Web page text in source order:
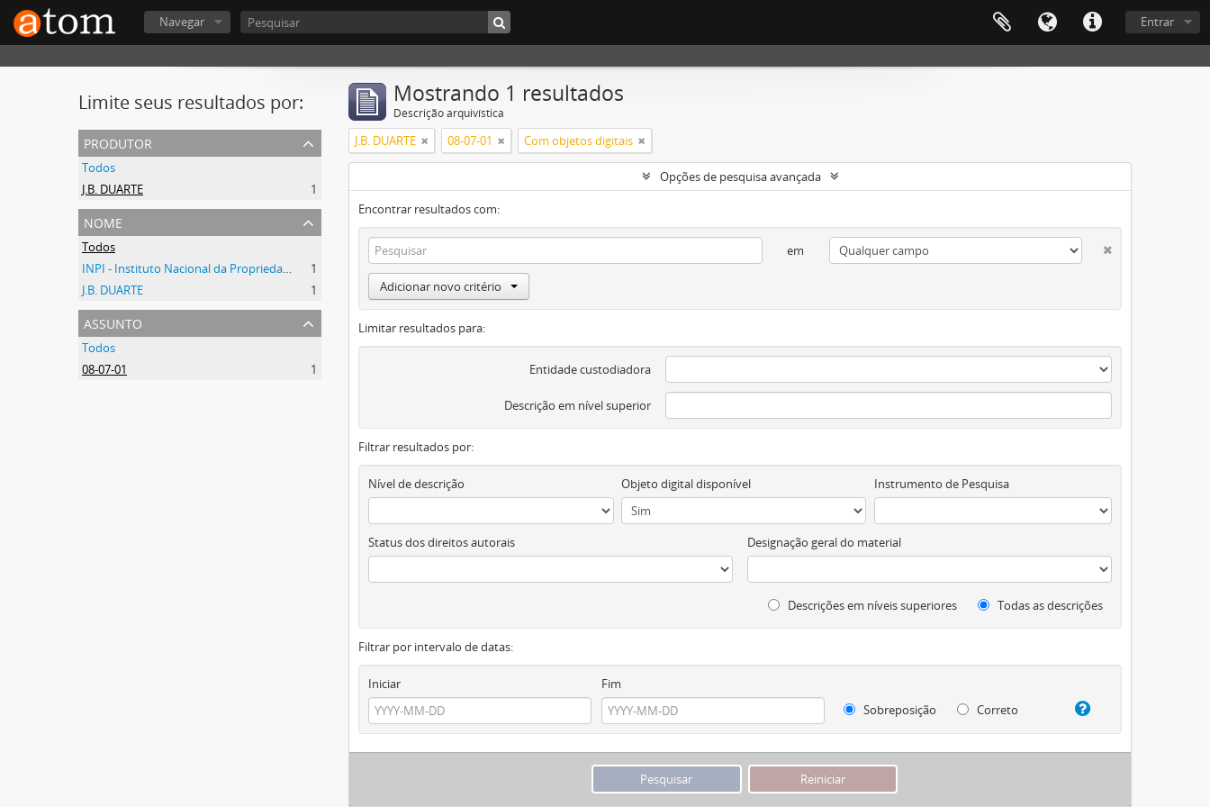
Entrar
Navegar
Limite seus resultados por:
produtor
Todos
J.B. DUARTE
1
nome
Todos
INPI - Instituto Nacional da Propriedade Industrial
1
J.B. DUARTE
1
assunto
Todos
08-07-01
1
Mostrando 1 resultados
Descrição arquivística
J.B. DUARTE 08-07-01 Com objetos digitais
Opções de pesquisa avançada
Encontrar resultados com:
em
Adicionar novo critério
Limitar resultados para:
Entidade custodiadora
Descrição em nível superior
Filtrar resultados por:
Nível de descrição Objeto digital disponível Instrumento de Pesquisa
Status dos direitos autorais Designação geral do material
Descrições em níveis superiores Todas as descrições
Filtrar por intervalo de datas:
Iniciar
Fim
Sobreposição
Correto